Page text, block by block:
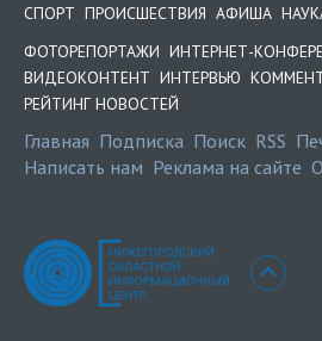
СПОРТ ПРОИСШЕСТВИЯ АФИША
ФОТОРЕПОРТАЖИ ИНТЕРНЕТ-
ВИДЕОКОНТЕНТ ИНТЕРВЬЮ
РЕЙТИНГ НОВОСТЕЙ
Главная Подписка Поиск RSS
Написать нам Реклама на сайте